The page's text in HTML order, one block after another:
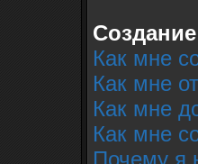
Как мне
Как мне
Как мне
Как мне
Почему я